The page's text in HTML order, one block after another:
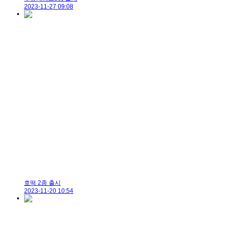
2023-11-27 09:08
호떡 2종 출시
2023-11-20 10:54